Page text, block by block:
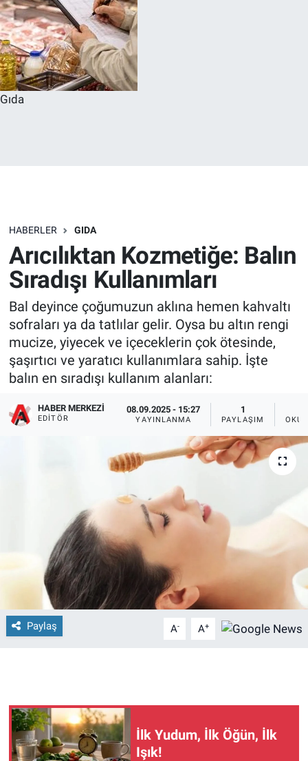
Gıda
HABERLER GIDA
Arıcılıktan Kozmetiğe: Balın
Sıradışı Kullanımları
Bal deyince çoğumuzun aklına hemen kahvaltı
sofraları ya da tatlılar gelir. Oysa bu altın rengi
mucize, yiyecek ve içeceklerin çok ötesinde,
şaşırtıcı ve yaratıcı kullanımlara sahip. İşte
balın en sıradışı kullanım alanları:
HABER MERKEZI
EDITÖR
08.09.2025 - 15:27
YAYINLANMA
1
PAYLAŞIM
Paylaş A- A+
İlk Yudum, İlk Öğün, İlk
Işık!